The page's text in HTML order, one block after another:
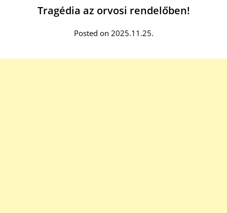
Tragédia az orvosi rendelőben!
Posted on 2025.11.25.